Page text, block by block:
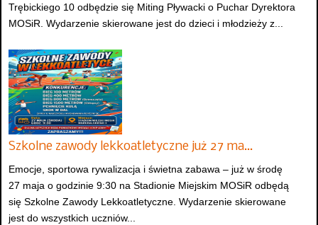
Trębickiego 10 odbędzie się Miting Pływacki o Puchar Dyrektora
MOSiR. Wydarzenie skierowane jest do dzieci i młodzieży z...
Szkolne zawody lekkoatletyczne już 27 ma…
Emocje, sportowa rywalizacja i świetna zabawa – już w środę
27 maja o godzinie 9:30 na Stadionie Miejskim MOSiR odbędą
się Szkolne Zawody Lekkoatletyczne. Wydarzenie skierowane
jest do wszystkich uczniów...